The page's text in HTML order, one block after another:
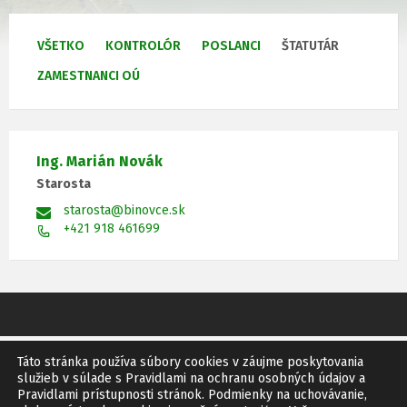
VŠETKO KONTROLÓR POSLANCI
ŠTATUTÁR
ZAMESTNANCI OÚ
Ing. Marián Novák
Starosta
starosta@binovce.sk
+421 918 461699
GDPR SITEMAP RSS
© 2011 Obec Bíňovce
Táto stránka používa súbory cookies v záujme poskytovania
služieb v súlade s Pravidlami na ochranu osobných údajov a
Pravidlami prístupnosti stránok. Podmienky na uchovávanie,